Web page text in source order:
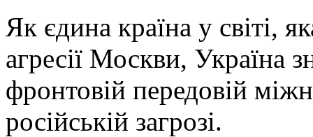
Як єдина країна у світі,
агресії Москви, Україна
фронтовій передовій
російській загрозі.